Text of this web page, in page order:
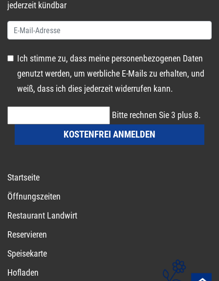
Startseite
Öffnungszeiten
Restaurant Landwirt
Reservieren
Speisekarte
Hofladen
jederzeit kündbar
Ich stimme zu, dass meine personenbezogenen Daten
genutzt werden, um werbliche E-Mails zu erhalten, und
weiß, dass ich dies jederzeit widerrufen kann.
Bitte rechnen Sie 3 plus 8.
KOSTENFREI ANMELDEN